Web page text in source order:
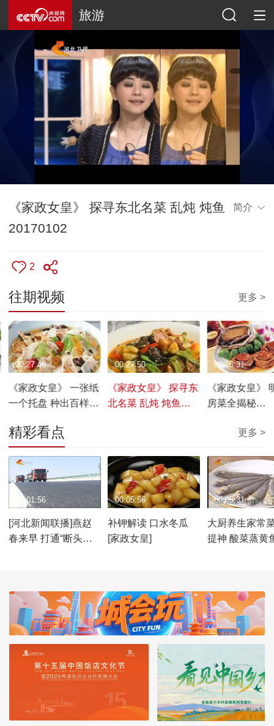
旅游
《家政女皇》 探寻东北名菜 乱炖 炖鱼
20170102
简介
2
往期视频 更多 >
《家政女皇》 一张纸
一个托盘 种出百样菜
00:27:48
《家政女皇》 探寻东
北名菜 乱炖 炖鱼
00:27:50
《家政女皇》
房菜全揭秘
00:28:31
精彩看点 更多 >
[河北新闻联播]燕赵
春来早 打通“断头路”
00:01:56
补钾解读 口水冬瓜
[家政女皇]
00:05:56
大厨养生家常
提神 酸菜蒸黄
00:05:31